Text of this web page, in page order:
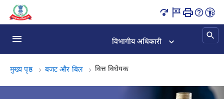
वित्त विधेयक पृष्ठ लोड हो गया
विभागीय अधिकारी
मुख्य पृष्ठ ​​बजट और बिल वित्त विधेयकवित्त विधेयक, (3 का 3)